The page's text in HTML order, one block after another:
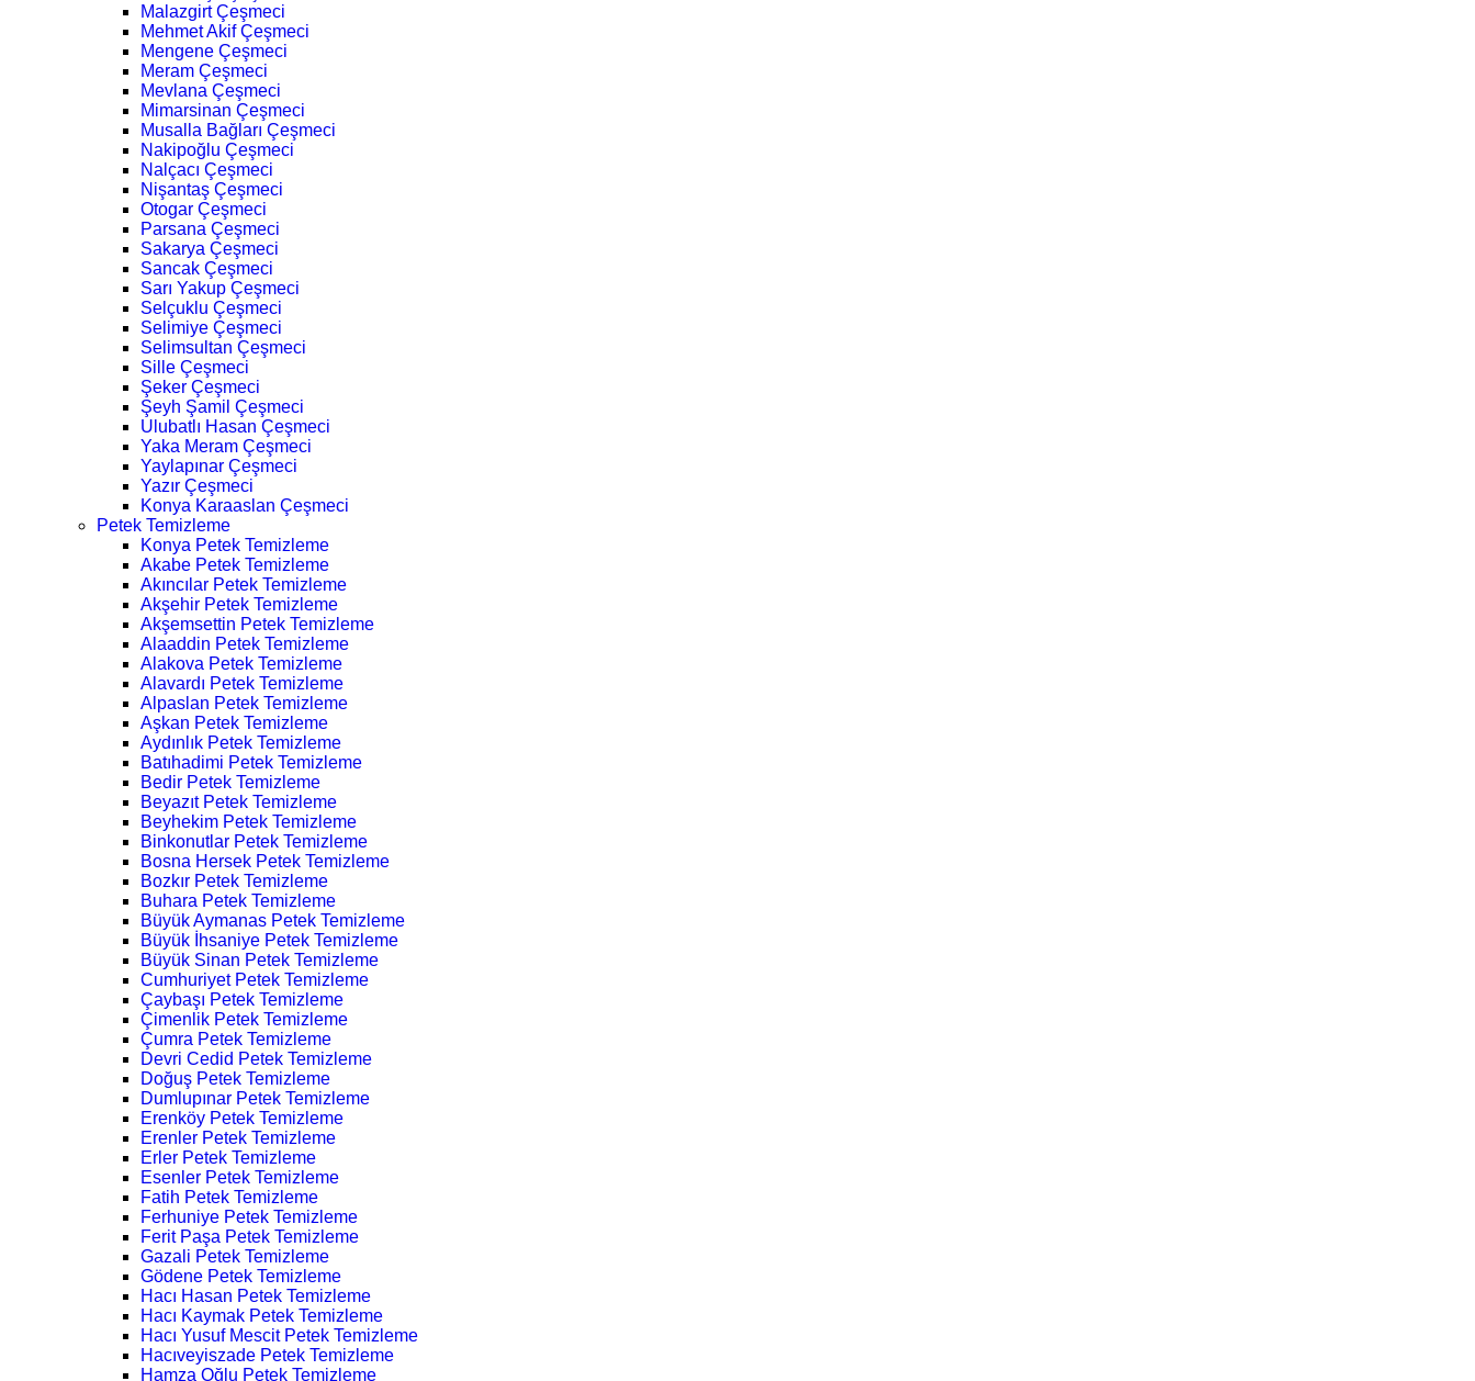
Malazgirt Çeşmeci
Mehmet Akif Çeşmeci
Mengene Çeşmeci
Meram Çeşmeci
Mevlana Çeşmeci
Mimarsinan Çeşmeci
Musalla Bağları Çeşmeci
Nakipoğlu Çeşmeci
Nalçacı Çeşmeci
Nişantaş Çeşmeci
Otogar Çeşmeci
Parsana Çeşmeci
Sakarya Çeşmeci
Sancak Çeşmeci
Sarı Yakup Çeşmeci
Selçuklu Çeşmeci
Selimiye Çeşmeci
Selimsultan Çeşmeci
Sille Çeşmeci
Şeker Çeşmeci
Şeyh Şamil Çeşmeci
Ulubatlı Hasan Çeşmeci
Yaka Meram Çeşmeci
Yaylapınar Çeşmeci
Yazır Çeşmeci
Konya Karaaslan Çeşmeci
Petek Temizleme
Konya Petek Temizleme
Akabe Petek Temizleme
Akıncılar Petek Temizleme
Akşehir Petek Temizleme
Akşemsettin Petek Temizleme
Alaaddin Petek Temizleme
Alakova Petek Temizleme
Alavardı Petek Temizleme
Alpaslan Petek Temizleme
Aşkan Petek Temizleme
Aydınlık Petek Temizleme
Batıhadimi Petek Temizleme
Bedir Petek Temizleme
Beyazıt Petek Temizleme
Beyhekim Petek Temizleme
Binkonutlar Petek Temizleme
Bosna Hersek Petek Temizleme
Bozkır Petek Temizleme
Buhara Petek Temizleme
Büyük Aymanas Petek Temizleme
Büyük İhsaniye Petek Temizleme
Büyük Sinan Petek Temizleme
Cumhuriyet Petek Temizleme
Çaybaşı Petek Temizleme
Çimenlik Petek Temizleme
Çumra Petek Temizleme
Devri Cedid Petek Temizleme
Doğuş Petek Temizleme
Dumlupınar Petek Temizleme
Erenköy Petek Temizleme
Erenler Petek Temizleme
Erler Petek Temizleme
Esenler Petek Temizleme
Fatih Petek Temizleme
Ferhuniye Petek Temizleme
Ferit Paşa Petek Temizleme
Gazali Petek Temizleme
Gödene Petek Temizleme
Hacı Hasan Petek Temizleme
Hacı Kaymak Petek Temizleme
Hacı Yusuf Mescit Petek Temizleme
Hacıveyiszade Petek Temizleme
Hamza Oğlu Petek Temizleme